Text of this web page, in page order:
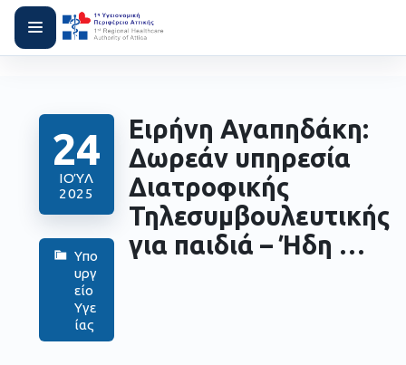
24
ΙΟΎΛ
2025
Υπο
υργ
είο
Υγε
ίας
Ειρήνη Αγαπηδάκη:
Δωρεάν υπηρεσία
Διατροφικής
Τηλεσυμβουλευτικής
για παιδιά – Ήδη …